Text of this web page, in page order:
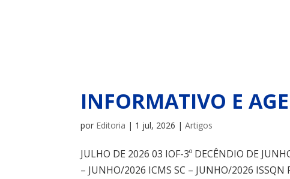
INFORMATIVO E
por Editoria | 1 jul, 2026 |Artigos
JULHO DE 2026 03 IOF-3º DECÊNDIO DE
– JUNHO/2026 ICMS SC – JUNHO/2026